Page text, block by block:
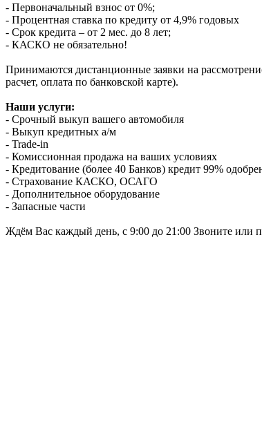
- Первоначальный взнос от 0%;
- Процентная ставка по кредиту от 4,9% годовых
- Срок кредита – от 2 мес. до 8 лет;
- КАСКО не обязательно!
Принимаются дистанционные заявки на
расчет, оплата по банковской карте).
Наши услуги:
- Срочный выкуп вашего автомобиля
- Выкуп кредитных а/м
- Trade-in
- Комиссионная продажа на ваших условиях
- Кредитование (более 40 Банков) кредит 99%
- Страхование КАСКО, ОСАГО
- Дополнительное оборудование
- Запасные части
Ждём Вас каждый день, с 9:00 до 21:00 Звоните или